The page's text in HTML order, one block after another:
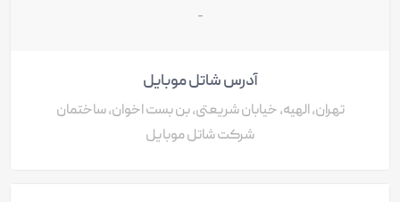
-
آدرس شاتل موبایل
تهران، الهیه، خیابان شریعتی، بن بست اخوان، ساختمان
شرکت شاتل موبایل